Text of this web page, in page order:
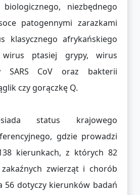
biologicznego, niezbędnego
patogennymi zarazkami
klasycznego afrykańskiego
ptasiej grypy, wirus
SARS CoV oraz bakterii
czy gorączkę Q.
status krajowego
gdzie prowadzi
kierunkach, z których 82
zwierząt i chorób
56 dotyczy kierunków badań